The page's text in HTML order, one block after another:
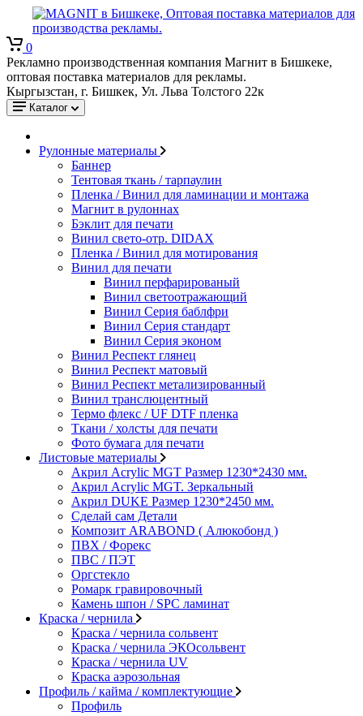
0
Рекламно производственная компания Магнит в Бишкеке,
оптовая поставка материалов для рекламы.
Кыргызстан, г. Бишкек, Ул. Льва Толстого 22к
Каталог
Рулонные материалы
Баннер
Тентовая ткань / тарпаулин
Пленка / Винил для ламинации и монтажа
Магнит в рулоннах
Бэклит для печати
Винил свето-отр. DIDAX
Пленка / Винил для мотирования
Винил для печати
Винил перфарированый
Винил светоотражающий
Винил Серия баблфри
Винил Серия стандарт
Винил Серия эконом
Винил Респект глянец
Винил Респект матовый
Винил Респект метализированный
Винил транслюцентный
Термо флекс / UF DTF пленка
Ткани / холсты для печати
Фото бумага для печати
Листовые материалы
Акрил Acrylic MGT Размер 1230*2430 мм.
Акрил Acrylic MGT. Зеркальный
Акрил DUKE Размер 1230*2450 мм.
Сделай сам Детали
Композит ARABOND ( Алюкобонд )
ПВХ / Форекс
ПВС / ПЭТ
Оргстекло
Ромарк гравировочный
Камень шпон / SPC ламинат
Краска / чернила
Краска / чернила сольвент
Краска / чернила ЭКОсольвент
Краска / чернила UV
Краска аэрозольная
Профиль / кайма / комплектующие
Профиль